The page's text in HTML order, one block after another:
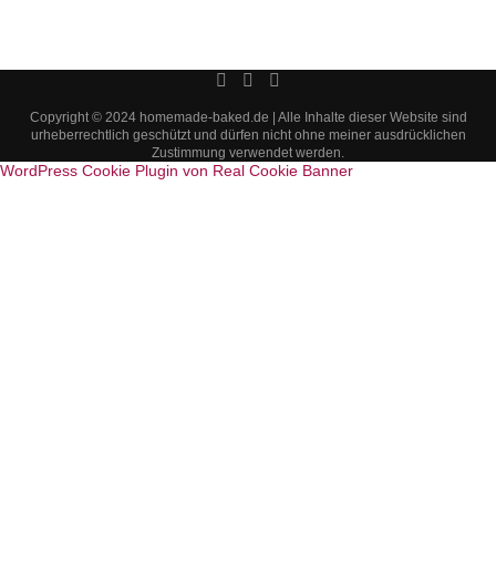
Copyright © 2024 homemade-baked.de | Alle Inhalte dieser Website sind
urheberrechtlich geschützt und dürfen nicht ohne meiner ausdrücklichen
Zustimmung verwendet werden.
WordPress Cookie Plugin von Real Cookie Banner